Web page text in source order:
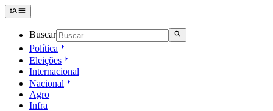
Buscar
Política
Eleições
Internacional
Nacional
Agro
Infra